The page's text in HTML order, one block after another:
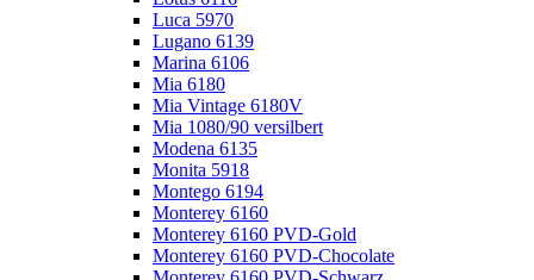
Luca 5970
Lugano 6139
Marina 6106
Mia 6180
Mia Vintage 6180V
Mia 1080/90 versilbert
Modena 6135
Monita 5918
Montego 6194
Monterey 6160
Monterey 6160 PVD-Gold
Monterey 6160 PVD-Chocolate